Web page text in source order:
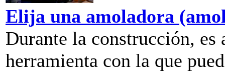
Elija una amoladora
Durante la construcción, es
herramienta con la que